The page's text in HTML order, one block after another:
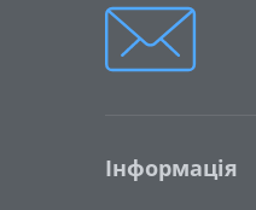
Інформація